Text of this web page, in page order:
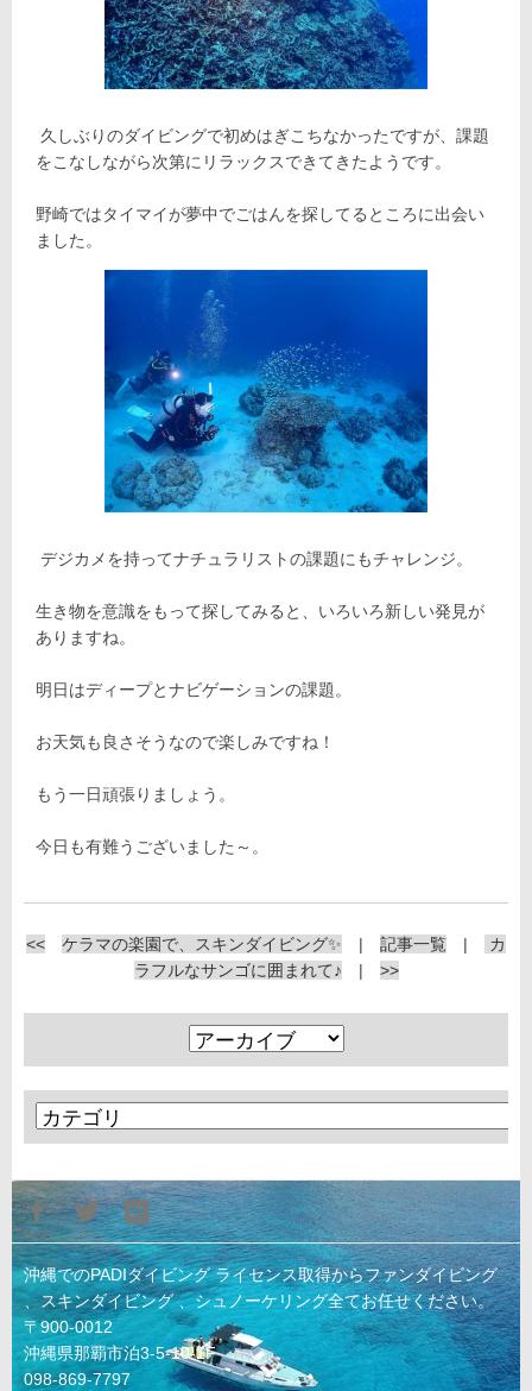
久しぶりのダイビングで初めはぎこちなかったですが、課題
をこなしながら次第にリラックスできてきたようです。
野崎ではタイマイが夢中でごはんを探してるところに出会い
ました。
デジカメを持ってナチュラリストの課題にもチャレンジ。
生き物を意識をもって探してみると、いろいろ新しい発見が
ありますね。
明日はディープとナビゲーションの課題。
お天気も良さそうなので楽しみですね！
もう一日頑張りましょう。
今日も有難うございました～。
<< ケラマの楽園で、スキンダイビング✨ | 記事一覧 |
カ
ラフルなサンゴに囲まれて♪ | >>
沖縄でのPADIダイビング ライセンス取得からファンダイビング
、スキンダイビング 、シュノーケリング全てお任せください。
〒900-0012
沖縄県那覇市泊3-5-10-1F
098-869-7797